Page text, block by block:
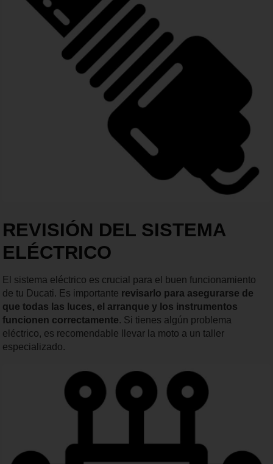
REVISIÓN DEL SISTEMA
ELÉCTRICO
El sistema eléctrico es crucial para el buen funcionamiento
de tu Ducati. Es importante revisarlo para asegurarse de
que todas las luces, el arranque y los instrumentos
funcionen correctamente. Si tienes algún problema
eléctrico, es recomendable llevar la moto a un taller
especializado.